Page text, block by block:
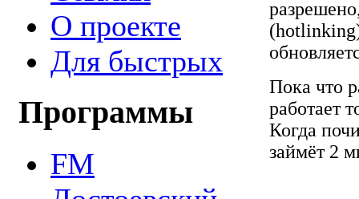
О проекте
Для быстрых
Программы
FM
Пока что
работает
Когда
займёт 2